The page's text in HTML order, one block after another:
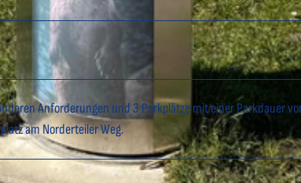
Anforderungen und 3 Parkplätze mit einer Parkdauer
am Norderteiler Weg.